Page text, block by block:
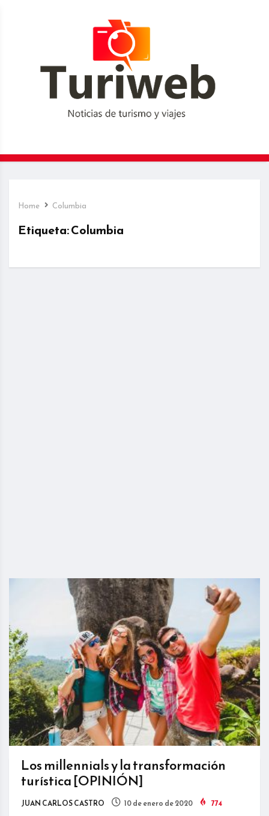
Home Columbia
Etiqueta:Columbia
Los millennials y la transformación
turística [OPINIÓN]
JUAN CARLOS CASTRO 10 de enero de 2020 774